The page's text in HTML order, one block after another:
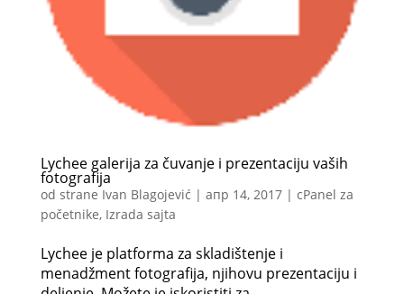
Lychee galerija za čuvanje i prezentaciju vaših
fotografija
od strane Ivan Blagojević | апр 14, 2017| cPanel za
početnike, Izrada sajta
Lychee je platforma za skladištenje i
menadžment fotografija, njihovu prezentaciju i